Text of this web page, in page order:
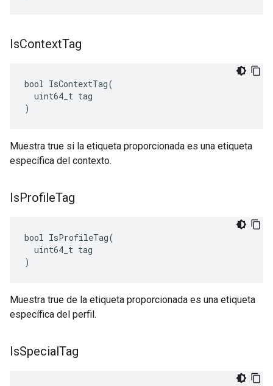
IsContextTag
bool IsContextTag(
  uint64_t tag
)
Muestra true si la etiqueta proporcionada es una etiqueta
específica del contexto.
IsProfileTag
bool IsProfileTag(
  uint64_t tag
)
Muestra true de la etiqueta proporcionada es una etiqueta
específica del perfil.
IsSpecialTag